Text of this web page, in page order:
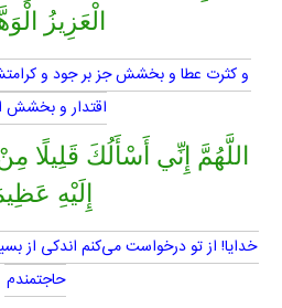
الْعَزِيزُ
و كثرت عطا و بخشش جز بر جود و كرامتش
اقتدار و
اللَّهُمَّ إِنِّي أَسْأَلُكَ قَلِيلًا
إِلَيْهِ
خدايا! از تو درخواست مى‌كنم اندكى از
حاجتمندم